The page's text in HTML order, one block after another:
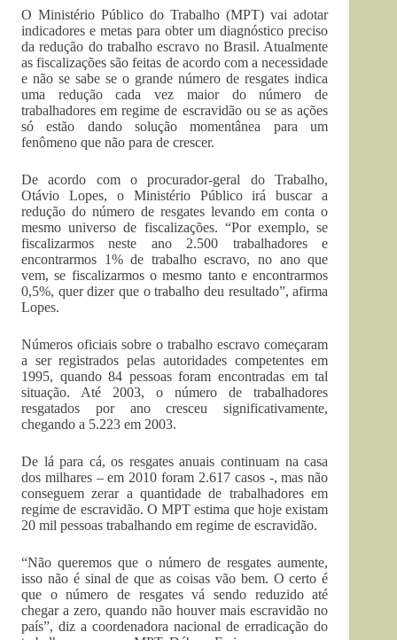
O Ministério Público do Trabalho (MPT) vai adotar
indicadores e metas para obter um diagnóstico preciso
da redução do trabalho escravo no Brasil. Atualmente
as fiscalizações são feitas de acordo com a necessidade
e não se sabe se o grande número de resgates indica
uma redução cada vez maior do número de
trabalhadores em regime de escravidão ou se as ações
só estão dando solução momentânea para um
fenômeno que não para de crescer.
De acordo com o procurador-geral do Trabalho,
Otávio Lopes, o Ministério Público irá buscar a
redução do número de resgates levando em conta o
mesmo universo de fiscalizações. “Por exemplo, se
fiscalizarmos neste ano 2.500 trabalhadores e
encontrarmos 1% de trabalho escravo, no ano que
vem, se fiscalizarmos o mesmo tanto e encontrarmos
0,5%, quer dizer que o trabalho deu resultado”, afirma
Lopes.
Números oficiais sobre o trabalho escravo começaram
a ser registrados pelas autoridades competentes em
1995, quando 84 pessoas foram encontradas em tal
situação. Até 2003, o número de trabalhadores
resgatados por ano cresceu significativamente,
chegando a 5.223 em 2003.
De lá para cá, os resgates anuais continuam na casa
dos milhares – em 2010 foram 2.617 casos -, mas não
conseguem zerar a quantidade de trabalhadores em
regime de escravidão. O MPT estima que hoje existam
20 mil pessoas trabalhando em regime de escravidão.
“Não queremos que o número de resgates aumente,
isso não é sinal de que as coisas vão bem. O certo é
que o número de resgates vá sendo reduzido até
chegar a zero, quando não houver mais escravidão no
país”, diz a coordenadora nacional de erradicação do